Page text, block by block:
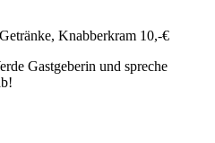
Knabberkram 10,-€
Gastgeberin und spreche